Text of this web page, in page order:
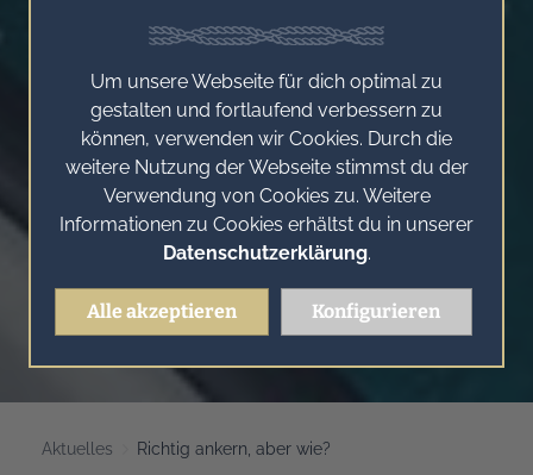
Um unsere Webseite für dich optimal zu
gestalten und fortlaufend verbessern zu
können, verwenden wir Cookies. Durch die
weitere Nutzung der Webseite stimmst du der
Verwendung von Cookies zu. Weitere
Informationen zu Cookies erhältst du in unserer
Datenschutzerklärung.
Alle akzeptieren Konfigurieren
Aktuelles Richtig ankern, aber wie?